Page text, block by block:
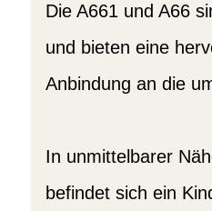
Die A661 und A66
und bieten eine
Anbindung an die
In unmittelbarer
befindet sich ein